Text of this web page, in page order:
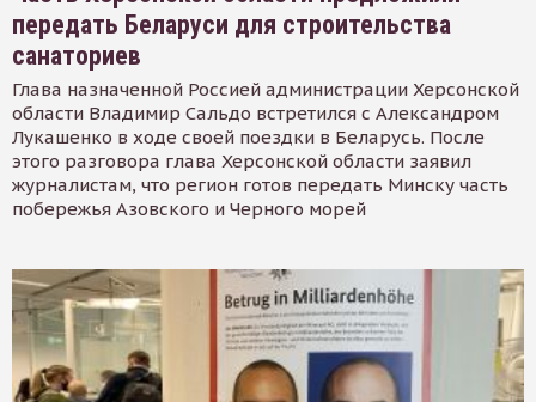
передать Беларуси для строительства
санаториев
Глава назначенной Россией администрации Херсонской
области Владимир Сальдо встретился с Александром
Лукашенко в ходе своей поездки в Беларусь. После
этого разговора глава Херсонской области заявил
журналистам, что регион готов передать Минску часть
побережья Азовского и Черного морей